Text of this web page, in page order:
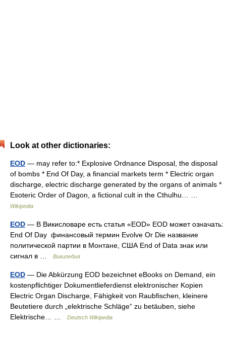
Look at other dictionaries:
EOD — may refer to:* Explosive Ordnance Disposal, the disposal
of bombs * End Of Day, a financial markets term * Electric organ
discharge, electric discharge generated by the organs of animals *
Esoteric Order of Dagon, a fictional cult in the Cthulhu… …
Wikipedia
EOD — В Викисловаре есть статья «EOD» EOD может означать:
End Of Day финансовый термин Evolve Or Die название
политической партии в Монтане, США End of Data знак или
сигнал в …
Википедия
EOD — Die Abkürzung EOD bezeichnet eBooks on Demand, ein
kostenpflichtiger Dokumentlieferdienst elektronischer Kopien
Electric Organ Discharge, Fähigkeit von Raubfischen, kleinere
Beutetiere durch „elektrische Schläge“ zu betäuben, siehe
Elektrische… …
Deutsch Wikipedia